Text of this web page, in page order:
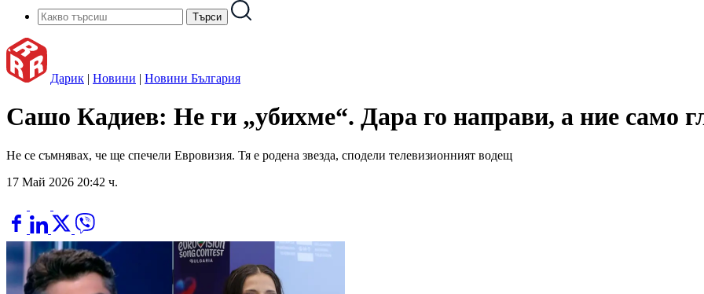
Дарик | Новини | Новини България
Сашо Кадиев: Не ги „убихме“. Дара го направи, а ние само
Не се съмнявах, че ще спечели Евровизия. Тя е родена звезда, сподели телевизионният водещ
17 Май 2026 20:42 ч.